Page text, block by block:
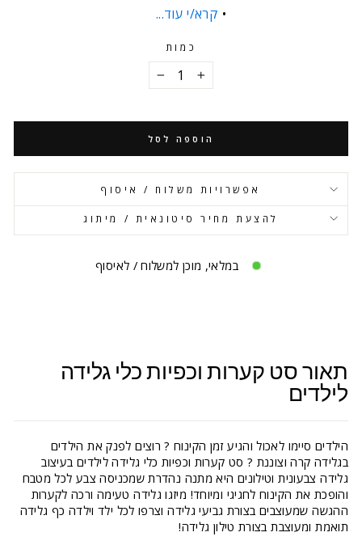
קרא/י עוד...
כמות
+
הוספה לסל
אפשרויות משלוח / איסוף
להצעת מחיר סיטונאית / מיתוג
במלאי, מוכן למשלוח / לאיסוף
תאור סט קערות וכפיות כלי גלידה
לילדים
הילדים סיימו לאכול והגיע זמן הקינוח ? רוצים לפנק את הילדים
בגלידה קרה וצוננת ? סט קערות וכפיות כלי גלידה לילדים בעיצוב
גלידה צבעונית וטילונים היא מתנה נהדרת שמכניסה צבע לכל מטבח
והופכת את הקינוח לחגיגי ומיוחד! מיזגו גלידה טעימה ורכה לקערות
ההגשה שמעוצבים בצורת גביעי גלידה וצרפו לכל ילד וילדה כף גלידה
תואמת ומעוצבת בצורת טילון גלידה!